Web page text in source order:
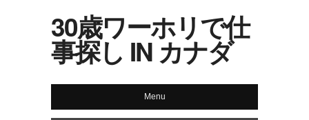
30歳ワーホリで仕
事探し IN カナダ
Menu